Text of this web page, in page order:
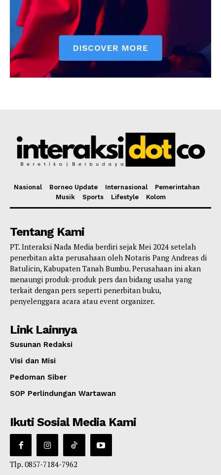
Nasional Borneo Update Internasional
Pemerintahan
Musik
Sports Lifestyle Kolom
Tentang Kami
PT. Interaksi Nada Media berdiri sejak Mei 2024 setelah
penerbitan akta perusahaan oleh Notaris Pang Andreas di
Batulicin, Kabupaten Tanah Bumbu. Perusahaan ini akan
menaungi produk-produk pers dan bidang usaha yang
terkait dengan pers seperti penerbitan buku,
penyelenggara acara atau event organizer.
Link Lainnya
Susunan Redaksi
Visi dan Misi
Pedoman Siber
SOP Perlindungan Wartawan
Ikuti Sosial Media Kami
Tlp. 0857-7184-7962